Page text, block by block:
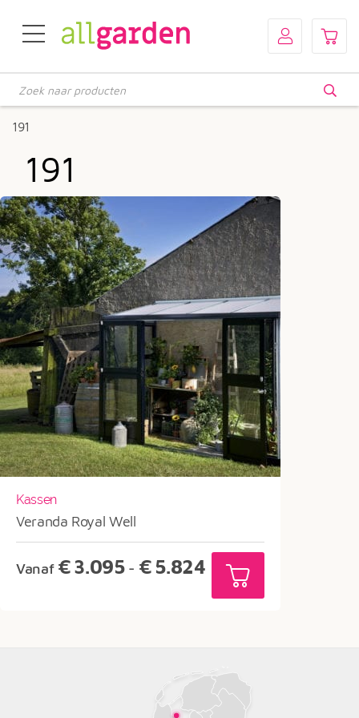
zoeken
191
191
Kassen
Veranda Royal Well
Vanaf €3.095 - € 5.824 Prijsklasse:
€3.095